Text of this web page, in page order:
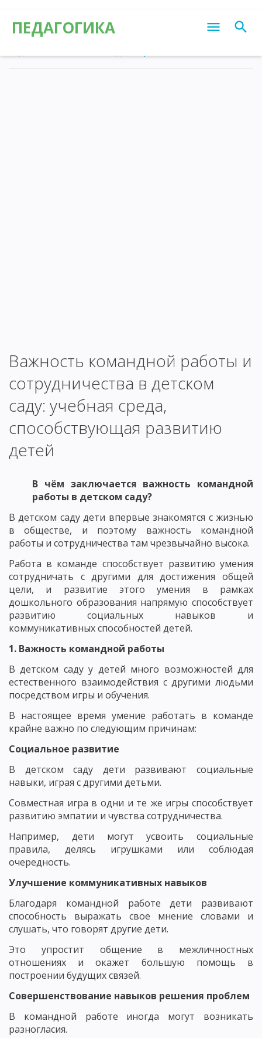
ПЕДАГОГИКА
Важность командной работы и
сотрудничества в детском
саду: учебная среда,
способствующая развитию
детей
В чём заключается важность командной
работы в детском саду?
В детском саду дети впервые знакомятся с жизнью
в обществе, и поэтому важность командной
работы и сотрудничества там чрезвычайно высока.
Работа в команде способствует развитию умения
сотрудничать с другими для достижения общей
цели, и развитие этого умения в рамках
дошкольного образования напрямую способствует
развитию социальных навыков и
коммуникативных способностей детей.
1. Важность командной работы
В детском саду у детей много возможностей для
естественного взаимодействия с другими людьми
посредством игры и обучения.
В настоящее время умение работать в команде
крайне важно по следующим причинам:
Социальное развитие
В детском саду дети развивают социальные
навыки, играя с другими детьми.
Совместная игра в одни и те же игры способствует
развитию эмпатии и чувства сотрудничества.
Например, дети могут усвоить социальные
правила, делясь игрушками или соблюдая
очередность.
Улучшение коммуникативных навыков
Благодаря командной работе дети развивают
способность выражать свое мнение словами и
слушать, что говорят другие дети.
Это упростит общение в межличностных
отношениях и окажет большую помощь в
построении будущих связей.
Совершенствование навыков решения проблем
В командной работе иногда могут возникать
разногласия.